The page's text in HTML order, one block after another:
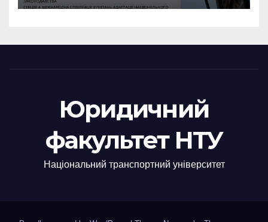
Юридичний
факультет НТУ
Національний транспортний університет